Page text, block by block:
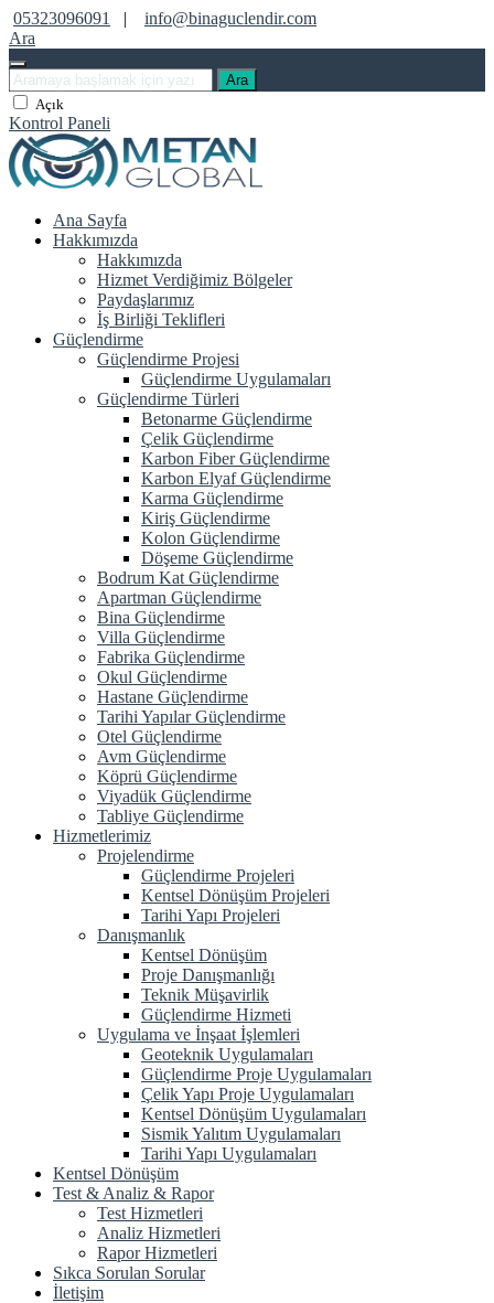
05323096091 |
info@binaguclendir.com
Ara
Ara
Açık
Kontrol Paneli
Ana Sayfa
Hakkımızda
Hakkımızda
Hizmet Verdiğimiz Bölgeler
Paydaşlarımız
İş Birliği Teklifleri
Güçlendirme
Güçlendirme Projesi
Güçlendirme Uygulamaları
Güçlendirme Türleri
Betonarme Güçlendirme
Çelik Güçlendirme
Karbon Fiber Güçlendirme
Karbon Elyaf Güçlendirme
Karma Güçlendirme
Kiriş Güçlendirme
Kolon Güçlendirme
Döşeme Güçlendirme
Bodrum Kat Güçlendirme
Apartman Güçlendirme
Bina Güçlendirme
Villa Güçlendirme
Fabrika Güçlendirme
Okul Güçlendirme
Hastane Güçlendirme
Tarihi Yapılar Güçlendirme
Otel Güçlendirme
Avm Güçlendirme
Köprü Güçlendirme
Viyadük Güçlendirme
Tabliye Güçlendirme
Hizmetlerimiz
Projelendirme
Güçlendirme Projeleri
Kentsel Dönüşüm Projeleri
Tarihi Yapı Projeleri
Danışmanlık
Kentsel Dönüşüm
Proje Danışmanlığı
Teknik Müşavirlik
Güçlendirme Hizmeti
Uygulama ve İnşaat İşlemleri
Geoteknik Uygulamaları
Güçlendirme Proje Uygulamaları
Çelik Yapı Proje Uygulamaları
Kentsel Dönüşüm Uygulamaları
Sismik Yalıtım Uygulamaları
Tarihi Yapı Uygulamaları
Kentsel Dönüşüm
Test & Analiz & Rapor
Test Hizmetleri
Analiz Hizmetleri
Rapor Hizmetleri
Sıkca Sorulan Sorular
İletişim